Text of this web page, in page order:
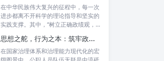
在中华民族伟大复兴的征程中，每一次
进步都离不开科学的理论指导和坚实的
实践支撑。其中，“树立正确政绩观，凝
思想之舵，行为之本：筑牢政绩观根基，永葆公职人员本色
在国家治理体系和治理能力现代化的宏